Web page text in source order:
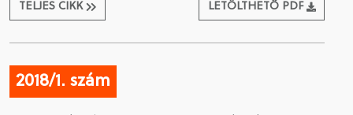
TELJES CIKK LETÖLTHETŐ PDF
2018/1. szám